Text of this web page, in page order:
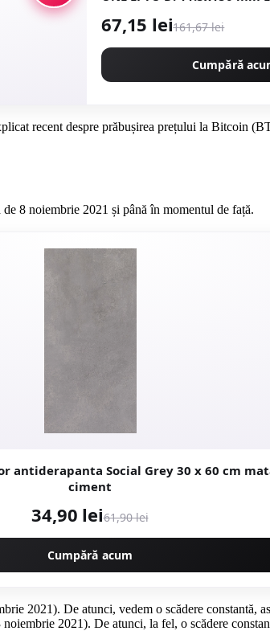
67,15 lei161,67 lei
Cumpără
recent despre prăbușirea prețului la Bitcoin
8 noiembrie 2021 și până în momentul de față.
Social Grey 30 x 60 cm mata aspect
ciment
34,90 lei61,90 lei
Cumpără acum
2021). De atunci, vedem o scădere constantă,
2021). De atunci, la fel, o scădere